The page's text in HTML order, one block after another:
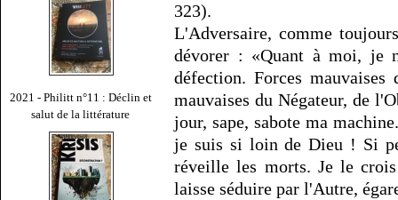
2021 - Philitt n°11 : Déclin et
salut de la littérature
323).
L'Adversaire, comme
dévorer : «Quant à moi, je
défection. Forces
mauvaises du Négateur, de
jour, sape, sabote ma
je suis si loin de Dieu ! Si
réveille les morts. Je le
laisse séduire par l'Autre,